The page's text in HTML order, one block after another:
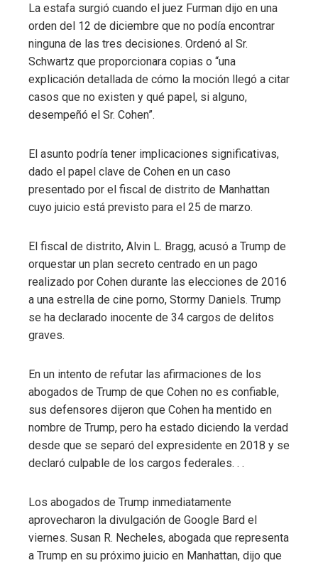
La estafa surgió cuando el juez Furman dijo en una
orden del 12 de diciembre que no podía encontrar
ninguna de las tres decisiones. Ordenó al Sr.
Schwartz que proporcionara copias o “una
explicación detallada de cómo la moción llegó a citar
casos que no existen y qué papel, si alguno,
desempeñó el Sr. Cohen”.
El asunto podría tener implicaciones significativas,
dado el papel clave de Cohen en un caso
presentado por el fiscal de distrito de Manhattan
cuyo juicio está previsto para el 25 de marzo.
El fiscal de distrito, Alvin L. Bragg, acusó a Trump de
orquestar un plan secreto centrado en un pago
realizado por Cohen durante las elecciones de 2016
a una estrella de cine porno, Stormy Daniels. Trump
se ha declarado inocente de 34 cargos de delitos
graves.
En un intento de refutar las afirmaciones de los
abogados de Trump de que Cohen no es confiable,
sus defensores dijeron que Cohen ha mentido en
nombre de Trump, pero ha estado diciendo la verdad
desde que se separó del expresidente en 2018 y se
declaró culpable de los cargos federales. . .
Los abogados de Trump inmediatamente
aprovecharon la divulgación de Google Bard el
viernes. Susan R. Necheles, abogada que representa
a Trump en su próximo juicio en Manhattan, dijo que